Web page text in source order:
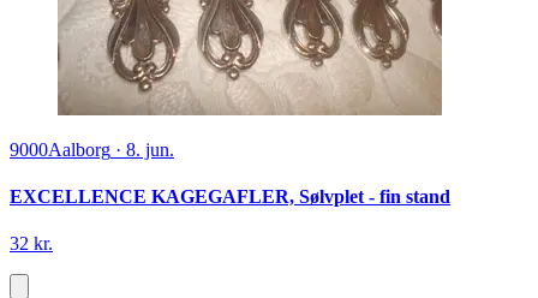
9000Aalborg · 8. jun.
EXCELLENCE KAGEGAFLER, Sølvplet - fin stand
32 kr.